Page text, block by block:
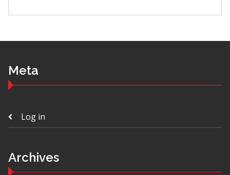
Meta
Log in
Archives